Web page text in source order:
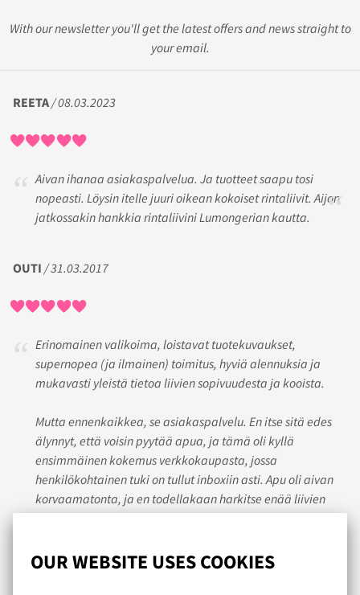
OUR WEBSITE USES COOKIES
With our newsletter you'll get the latest offers and news straight to
your email.
REETA / 08.03.2023
Aivan ihanaa asiakaspalvelua. Ja tuotteet saapu tosi
nopeasti. Löysin itelle juuri oikean kokoiset rintaliivit. Aijon
jatkossakin hankkia rintaliivini Lumongerian kautta.
OUTI / 31.03.2017
Erinomainen valikoima, loistavat tuotekuvaukset,
supernopea (ja ilmainen) toimitus, hyviä alennuksia ja
mukavasti yleistä tietoa liivien sopivuudesta ja kooista.
Mutta ennenkaikkea, se asiakaspalvelu. En itse sitä edes
älynnyt, että voisin pyytää apua, ja tämä oli kyllä
ensimmäinen kokemus verkkokaupasta, jossa
henkilökohtainen tuki on tullut inboxiin asti. Apu oli aivan
korvaamatonta, ja en todellakaan harkitse enää liivien
ostamista mistään muualta. Maailman paras paikka ostaa